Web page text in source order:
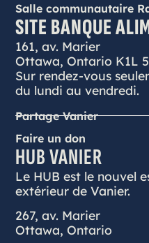
Salle communautaire
SITE BANQUE
161, av. Marier
Ottawa, Ontario K1L
Sur rendez-vous
du lundi au vendredi.
Partage Vanier
Faire un don
HUB VANIER
Le HUB est le nouvel
extérieur de Vanier.
267, av. Marier
Ottawa, Ontario